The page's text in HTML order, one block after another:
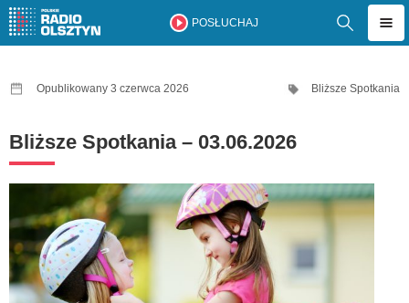
POSŁUCHAJ
Opublikowany 3 czerwca 2026 Bliższe Spotkania
Bliższe Spotkania – 03.06.2026